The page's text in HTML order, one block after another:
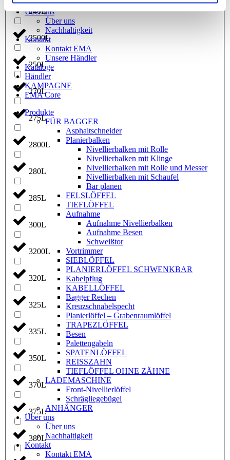
240L
2500L
250L
270L
275L
2800L
280L
285L
300L
3200L
320L
325L
335L
350L
370L
375L
380L
ANHÄNGER
Über uns
Über uns
Nachhaltigkeit
Kontakt
Kontakt EMA
Unsere Händler
Kataloge
Händler
KAMPAGNE
EMA Core
Produkte
FÜR BAGGER
Asphaltschneider
Planierbalken
Nivellierbalken mit Rolle
Nivellierbalken mit Klinge
Nivellierbalken mit Rolle und Messer
Nivellierbalken mit Schaufel
Bar planen
FELSLÖFFEL
TIEFLÖFFEL
Aufnahme
Aufnahme Nivellierbalken
Aufnahme Besen
Schweißtor
Vortrimmer
SIEBLÖFFEL
PLANIERLÖFFEL SCHWENKBAR
Kabelpflug
KABELLÖFFEL
Bagger Rechen
Kreuzschnabelspecht
Planierlöffel – Grabenraumlöffel
TRAPEZLÖFFEL
Besen
Palettengabeln
SPATENLÖFFEL
REISSZAHN
TIEFLÖFFEL OHNE ZÄHNE
LADEMASCHINE
Front-Nivellierlöffel
Schrägliegebügel
ANHÄNGER
Über uns
Über uns
Nachhaltigkeit
Kontakt
Kontakt EMA